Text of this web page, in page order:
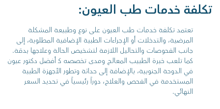
تكلفة خدمات طب العيون:
تعتمد تكلفة خدمات طب العيون على نوع وطبيعة المشكلة
المرضية، والتدخلات أو الإجراءات الطبية الإضافية المطلوبة، إلى
جانب الفحوصات والتحاليل اللازمة لتشخيص الحالة وعلاجها بدقة.
كما تلعب خبرة الطبيب المعالج ومدى تخصصه كـ أفضل دكتور عيون
في الدوحة الجنوبية، بالإضافة إلى حداثة وتطور الأجهزة الطبية
المستخدمة في الفحص والعلاج، دوراً رئيسياً في تحديد السعر
النهائي.